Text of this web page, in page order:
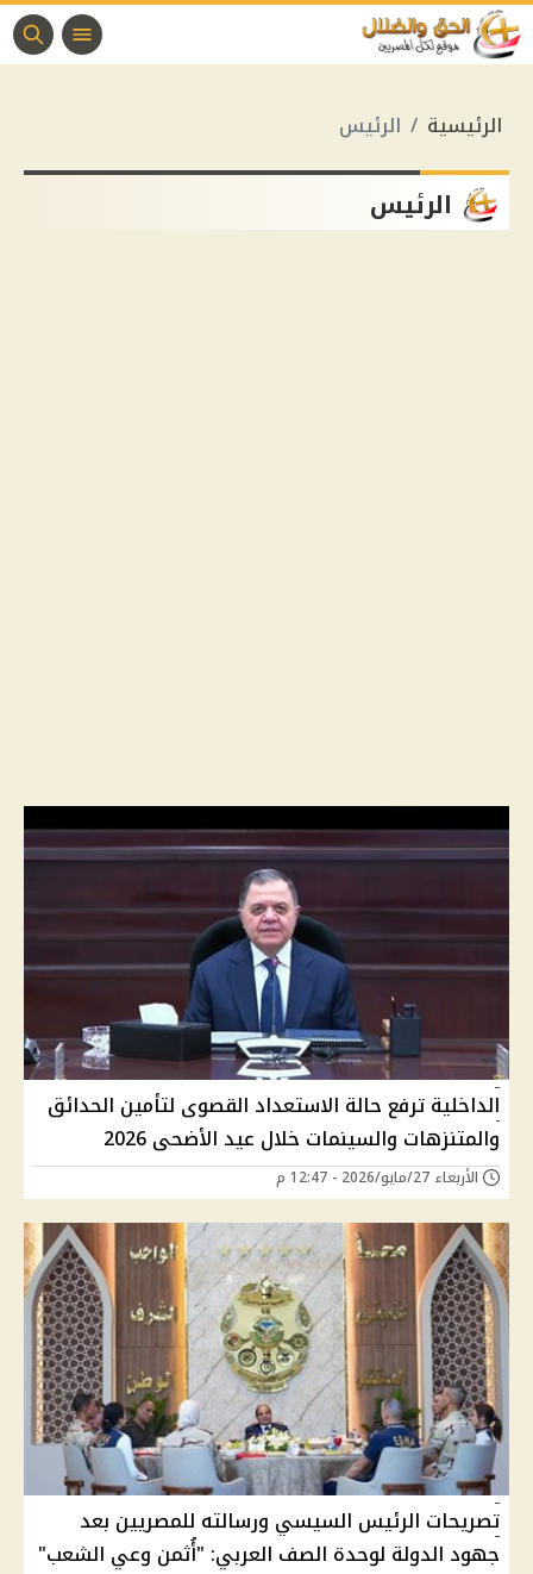
الرئيسية الرئيس
الرئيس
الداخلية ترفع حالة الاستعداد القصوى لتأمين الحدائق
والمتنزهات والسينمات خلال عيد الأضحى 2026
الأربعاء 27/مايو/2026 - 12:47 م
تصريحات الرئيس السيسي ورسالته للمصريين بعد
جهود الدولة لوحدة الصف العربي: "أُثمن وعي الشعب"